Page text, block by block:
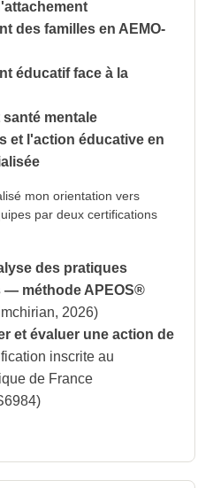
des familles en AEMO-
éducatif face à la
mentale
et l'action éducative en
mon orientation vers
par deux certifications
des pratiques
— méthode APEOS®
2026)
et évaluer une action de
inscrite au
de France